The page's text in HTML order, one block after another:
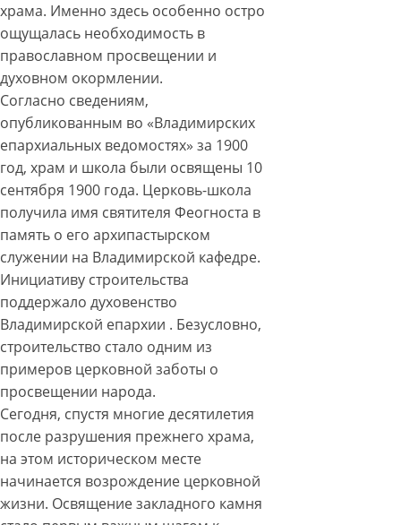
храма. Именно здесь особенно остро
ощущалась необходимость в
православном просвещении и
духовном окормлении.
Согласно сведениям,
опубликованным во «Владимирских
епархиальных ведомостях» за 1900
год, храм и школа были освящены 10
сентября 1900 года. Церковь-школа
получила имя святителя Феогноста в
память о его архипастырском
служении на Владимирской кафедре.
Инициативу строительства
поддержало духовенство
Владимирской епархии . Безусловно,
строительство стало одним из
примеров церковной заботы о
просвещении народа.
Сегодня, спустя многие десятилетия
после разрушения прежнего храма,
на этом историческом месте
начинается возрождение церковной
жизни. Освящение закладного камня